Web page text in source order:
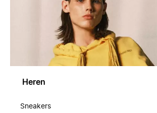
Heren
Sneakers